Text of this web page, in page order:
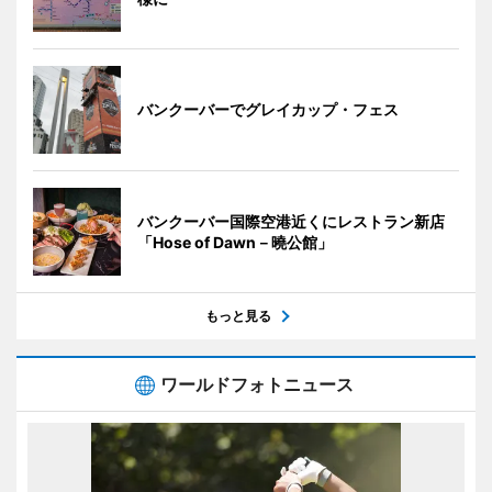
バンクーバーでグレイカップ・フェス
バンクーバー国際空港近くにレストラン新店
「Hose of Dawn－曉公館」
もっと見る
ワールドフォトニュース